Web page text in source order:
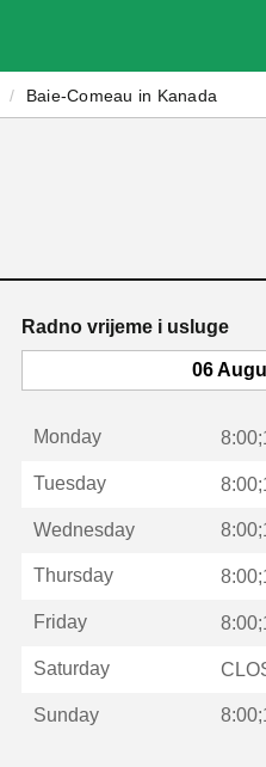
/ Baie-Comeau in Kanada
Radno vrijeme i usluge
06
Monday
Tuesday
Wednesday
Thursday
Friday
Saturday
Sunday